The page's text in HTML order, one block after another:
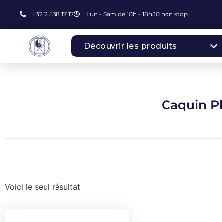
+32 2 538 17 17 Lun - Sam de 10h - 18h30 non stop
Découvrir les produits
Caquin
Voici le seul résultat